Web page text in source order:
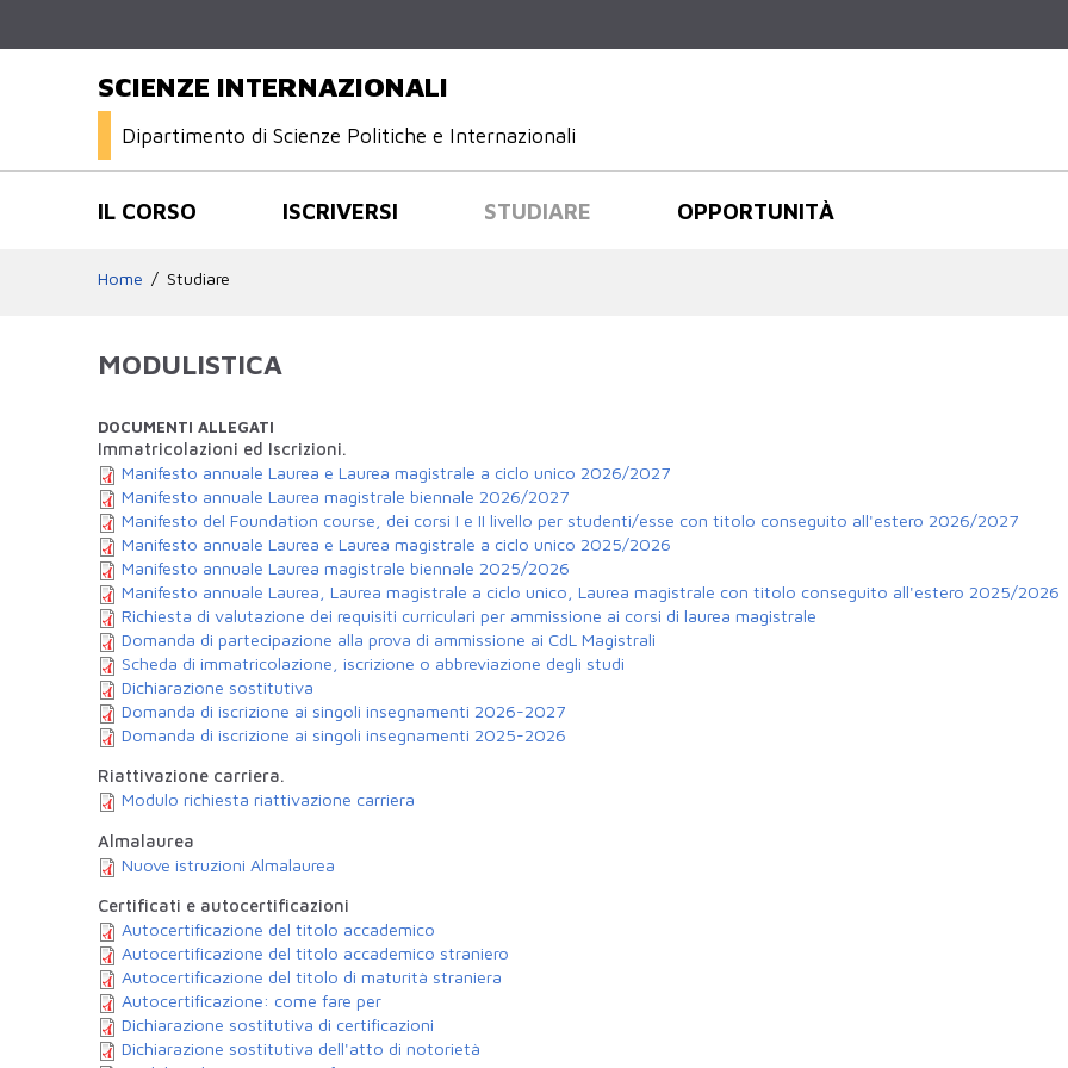
SCIENZE INTERNAZIONALI
Dipartimento di Scienze Politiche e Internazionali
IL CORSO ISCRIVERSI STUDIARE OPPORTUNITÀ
Home Studiare
MODULISTICA
DOCUMENTI ALLEGATI
Immatricolazioni ed Iscrizioni.
Manifesto annuale Laurea e Laurea magistrale a ciclo unico 2026/2027
Manifesto annuale Laurea magistrale biennale 2026/2027
Manifesto del Foundation course, dei corsi I e II livello per studenti/esse con titolo conseguito all'estero 2026/2027
Manifesto annuale Laurea e Laurea magistrale a ciclo unico 2025/2026
Manifesto annuale Laurea magistrale biennale 2025/2026
Manifesto annuale Laurea, Laurea magistrale a ciclo unico, Laurea magistrale con titolo conseguito all'estero 2025/2026
Richiesta di valutazione dei requisiti curriculari per ammissione ai corsi di laurea magistrale
Domanda di partecipazione alla prova di ammissione ai CdL Magistrali
Scheda di immatricolazione, iscrizione o abbreviazione degli studi
Dichiarazione sostitutiva
Domanda di iscrizione ai singoli insegnamenti 2026-2027
Domanda di iscrizione ai singoli insegnamenti 2025-2026
Riattivazione carriera.
Modulo richiesta riattivazione carriera
Almalaurea
Nuove istruzioni Almalaurea
Certificati e autocertificazioni
Autocertificazione del titolo accademico
Autocertificazione del titolo accademico straniero
Autocertificazione del titolo di maturità straniera
Autocertificazione: come fare per
Dichiarazione sostitutiva di certificazioni
Dichiarazione sostitutiva dell'atto di notorietà